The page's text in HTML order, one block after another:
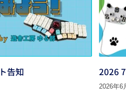
告知 2026
2026年6